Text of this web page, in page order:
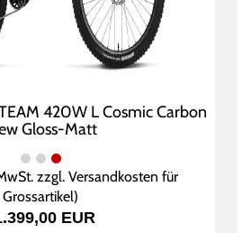
420W L Cosmic Carbon
Gloss-Matt
zzgl. Versandkosten für
Grossartikel)
EUR